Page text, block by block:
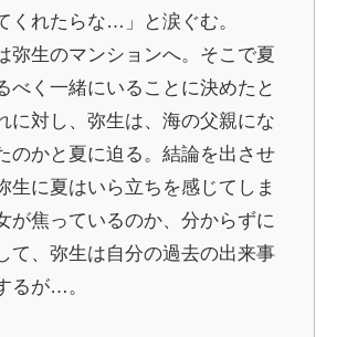
くれたらな…」と涙ぐむ。
弥生のマンションへ。そこで夏
べく一緒にいることに決めたと
に対し、弥生は、海の父親にな
のかと夏に迫る。結論を出させ
生に夏はいら立ちを感じてしま
が焦っているのか、分からずに
て、弥生は自分の過去の出来事
るが…。